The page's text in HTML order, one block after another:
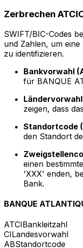
Zerbrechen
SWIFT/BIC-Codes
und Zahlen, um
zu identifizieren.
Bankvorwahl
für BANQUE
Ländervorwahl
zeigen, dass
Standortcode
den Standort
einen
'XXX' enden,
Bank.
BANQUE
ATCIBankleitzahl
CILandesvorwahl
ABStandortcode